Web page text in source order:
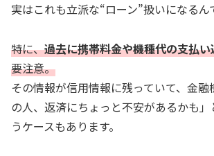
実はこれも立派な“ローン”扱いになるん
特に、過去に携帯料金や機種代の支払
要注意。
その情報が信用情報に残っていて、金融
の人、返済にちょっと不安があるかも
うケースもあります。